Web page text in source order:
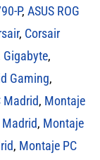
P, ASUS ROG
, Corsair
Gigabyte,
Gaming,
Madrid, Montaje
, Montaje
, Montaje PC